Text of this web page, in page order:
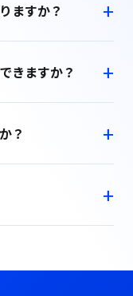
ますか？
きますか？
？